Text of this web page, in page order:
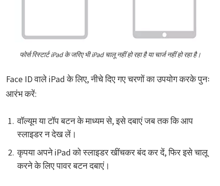
फोर्स रिस्टार्ट iPad के जरिए भी iPad चालू नहीं हो रहा है या चार्ज नहीं हो रहा है।
Face ID वाले iPad के लिए, नीचे दिए गए चरणों का उपयोग करके पुनः
आरंभ करें:
वॉल्यूम या टॉप बटन के माध्यम से, इसे दबाएं जब तक कि आप
स्लाइडर न देख लें।
कृपया अपने iPad को स्लाइडर खींचकर बंद कर दें, फिर इसे चालू
करने के लिए पावर बटन दबाएं।